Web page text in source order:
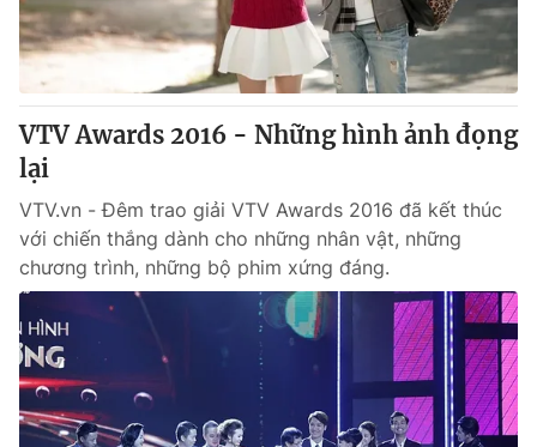
Thị trường
Tư vấn
Lịch phát sóng
Chuyên mục khác
Emagazine Podcast
Photo Infographic
Video Shorts video
VTV Money VTV Thể thao
VTV Sức khoẻ Bất động sản
VTV Awards 2016 - Những hình ảnh đọng
lại
VTV.vn - Đêm trao giải VTV Awards 2016 đã kết thúc
với chiến thắng dành cho những nhân vật, những
chương trình, những bộ phim xứng đáng.